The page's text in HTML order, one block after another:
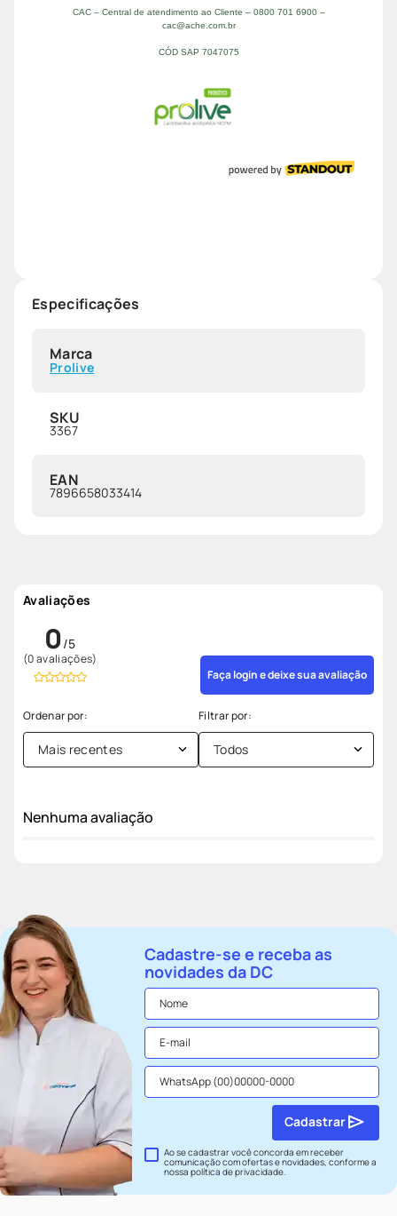
Especificações
Marca
Prolive
SKU
3367
EAN
7896658033414
Avaliações
0
(0 avaliações)
Faça login e deixe sua avaliação
Mais recentes Todos
Nenhuma avaliação
Cadastre-se e receba as
novidades da DC
Ao se cadastrar você concorda em receber
comunicação com ofertas e novidades, conforme a
nossapolítica de privacidade.
Cadastrar